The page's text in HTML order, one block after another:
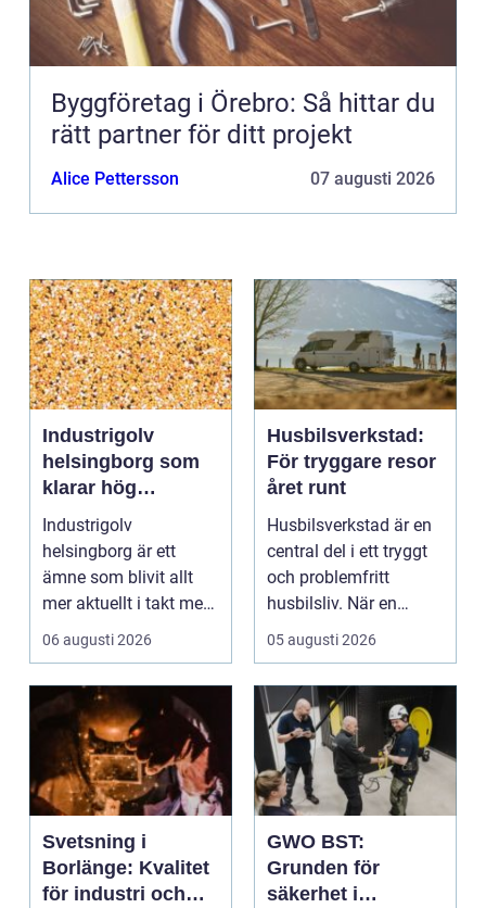
Byggföretag i Örebro: Så hittar du
rätt partner för ditt projekt
Alice Pettersson 07 augusti 2026
Industrigolv
helsingborg som
klarar hög
belastning och
tuffa krav
Industrigolv
helsingborg är ett
ämne som blivit allt
mer aktuellt i takt med
att fler verksamheter
06 augusti 2026
Husbilsverkstad:
För tryggare resor
året runt
Husbilsverkstad är en
central del i ett tryggt
och problemfritt
husbilsliv. När en
husbil ...
05 augusti 2026
Svetsning i
Borlänge: Kvalitet
för industri och
GWO BST:
Grunden för
säkerhet i